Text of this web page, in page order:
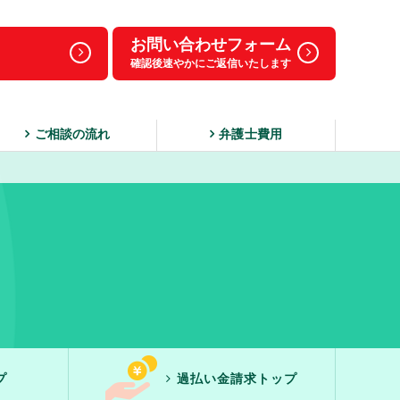
お問い合わせフォーム
確認後速やかにご返信いたします
ご相談の流れ 弁護士費用
過払い金請求トップ